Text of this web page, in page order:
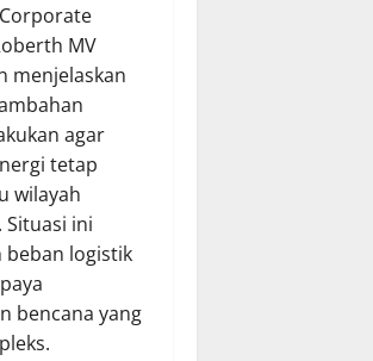
MV
menjelaskan
agar
tetap
wilayah
ini
beban logistik
bencana yang